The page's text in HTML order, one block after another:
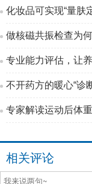
化妆品可实现“量肤
做核磁共振检查为
专业能力评估，让
不开药方的暖心“诊
专家解读运动后体
相关评论